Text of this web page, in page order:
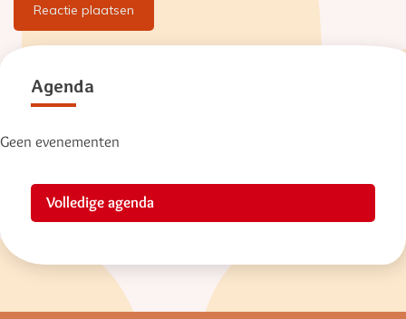
Agenda
Geen evenementen
Volledige agenda